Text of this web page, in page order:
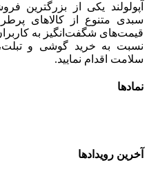
یکی از بزرگترین
متنوع از کالاهای
شگفت‌انگیز به کاربران
به خرید گوشی و
اقدام نمایید.
رویدادها